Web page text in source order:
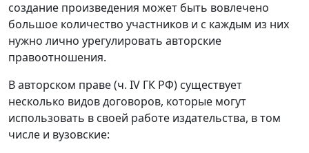
создание произведения может быть вовлечено
большое количество участников и с каждым из них
нужно лично урегулировать авторские
правоотношения.
В авторском праве (ч. IV ГК РФ) существует
несколько видов договоров, которые могут
использовать в своей работе издательства, в том
числе и вузовские: